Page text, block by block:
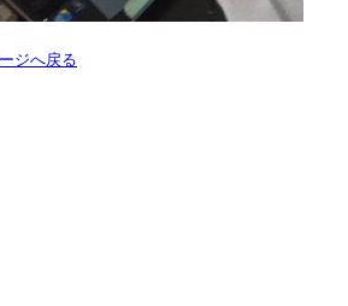
ジへ戻る